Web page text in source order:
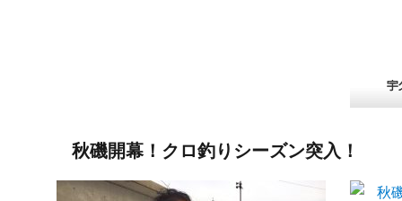
秋磯開幕！クロ釣りシーズン突入！